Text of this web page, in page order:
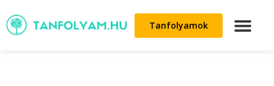
Tanfolyamok